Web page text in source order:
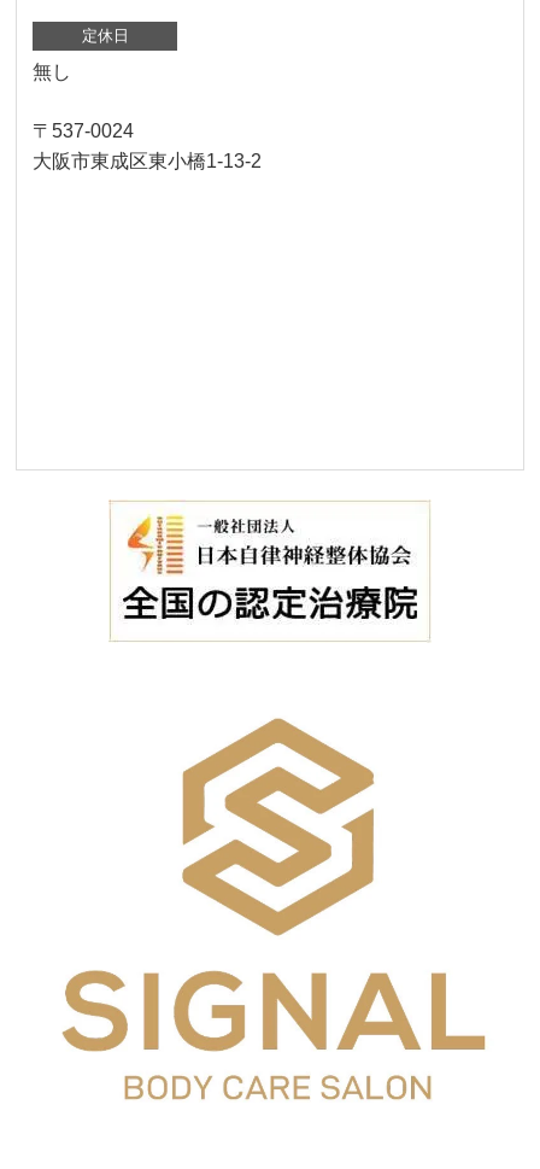
定休日
無し
〒537-0024
大阪市東成区東小橋1-13-2